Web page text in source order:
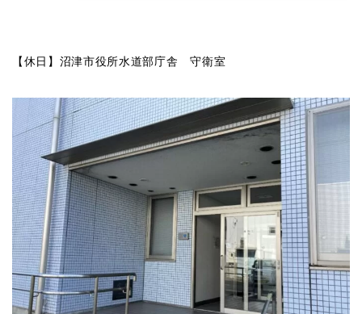
【休日】沼津市役所水道部庁舎 守衛室